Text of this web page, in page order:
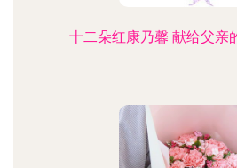
十二朵红康乃馨 献给父亲